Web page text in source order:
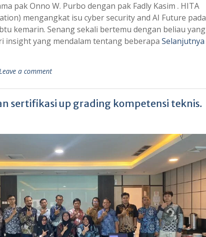
pak Onno W. Purbo dengan pak Fadly Kasim . HITA
mengangkat isu cyber security and AI Future pada
kemarin. Senang sekali bertemu dengan beliau yang
insight yang mendalam tentang beberapa Selanjutnya
a comment
sertifikasi up grading kompetensi teknis.